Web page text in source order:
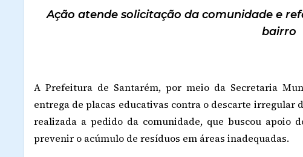
Ação atende solicitação da comunidade e
bairro
A Prefeitura de Santarém, por meio da Secretaria
entrega de placas educativas contra o descarte irregular
realizada a pedido da comunidade, que buscou apoio
prevenir o acúmulo de resíduos em áreas inadequadas.